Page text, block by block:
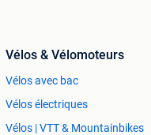
Vélos & Vélomoteurs
Vélos avec bac
Vélos électriques
Vélos | VTT & Mountainbikes